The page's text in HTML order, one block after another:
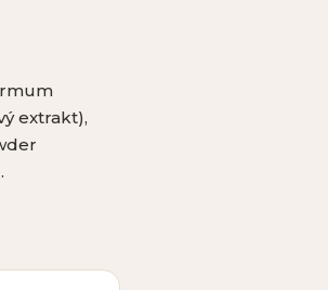
extrakt),